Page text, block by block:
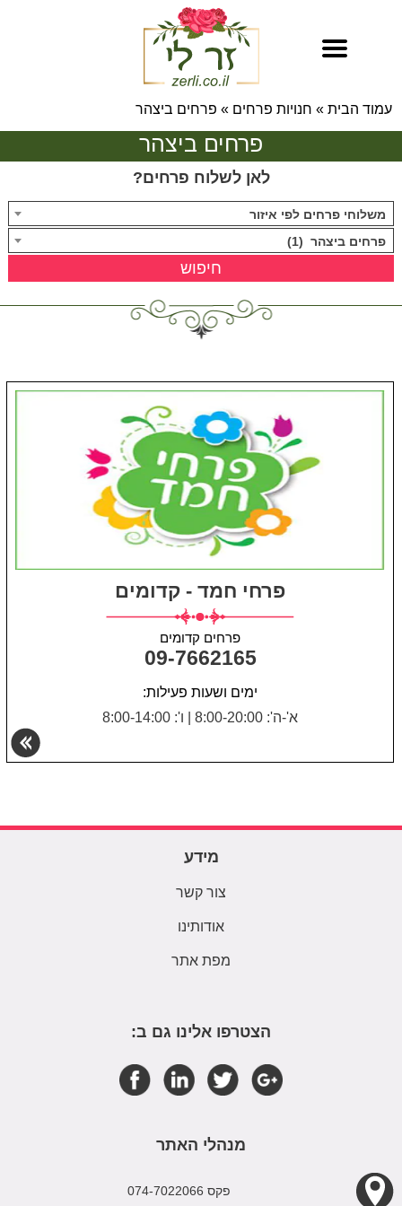
עמוד הבית » חנויות פרחים » פרחים ביצהר
פרחים ביצהר
לאן לשלוח פרחים?
משלוחי פרחים לפי איזור
פרחים ביצהר (1)
פרחי חמד - קדומים
פרחים קדומים
09-7662165
ימים ושעות פעילות:
א'-ה': 8:00-20:00
ו': 8:00-14:00
מידע
צור קשר
אודותינו
מפת אתר
הצטרפו אלינו גם ב:
מנהלי האתר
פקס 074-7022066